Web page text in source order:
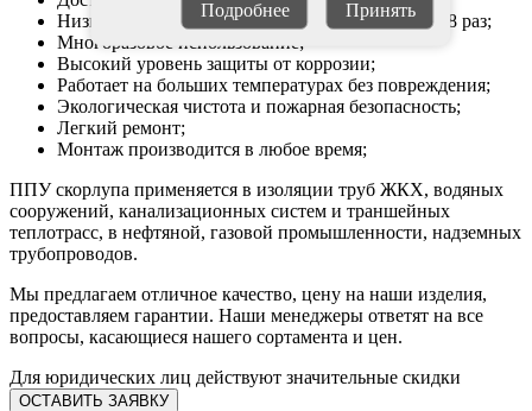
Низкая теплопроводность, снижение потерь до 8 раз;
Многоразовое использование;
Высокий уровень защиты от коррозии;
Работает на больших температурах без повреждения;
Экологическая чистота и пожарная безопасность;
Легкий ремонт;
Монтаж производится в любое время;
ППУ скорлупа применяется в изоляции труб ЖКХ, водяных
сооружений, канализационных систем и траншейных
теплотрасс, в нефтяной, газовой промышленности, надземных
трубопроводов.
Мы предлагаем отличное качество, цену на наши изделия,
предоставляем гарантии. Наши менеджеры ответят на все
вопросы, касающиеся нашего сортамента и цен.
Для юридических лиц действуют значительные скидки
ОСТАВИТЬ ЗАЯВКУ
Подробнее Принять